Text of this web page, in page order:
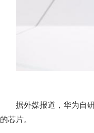
据外媒报道，华为自研
的芯片。